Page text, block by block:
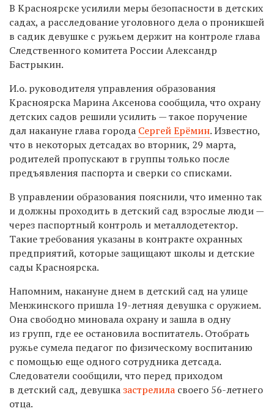
В Красноярске усилили меры безопасности в детских
садах, а расследование уголовного дела о проникшей
в садик девушке с ружьем держит на контроле глава
Следственного комитета России Александр
Бастрыкин.
И.о. руководителя управления образования
Красноярска Марина Аксенова сообщила, что охрану
детских садов решили усилить — такое поручение
дал накануне глава города Сергей Ерёмин. Известно,
что в некоторых детсадах во вторник, 29 марта,
родителей пропускают в группы только после
предъявления паспорта и сверки со списками.
В управлении образования пояснили, что именно так
и должны проходить в детский сад взрослые люди —
через паспортный контроль и металлодетектор.
Такие требования указаны в контракте охранных
предприятий, которые защищают школы и детские
сады Красноярска.
Напомним, накануне днем в детский сад на улице
Менжинского пришла 19-летняя девушка с оружием.
Она свободно миновала охрану и зашла в одну
из групп, где ее остановила воспитатель. Отобрать
ружье сумела педагог по физическому воспитанию
с помощью еще одного сотрудника детсада.
Следователи сообщили, что перед приходом
в детский сад, девушказастрелила своего 56-летнего
отца.